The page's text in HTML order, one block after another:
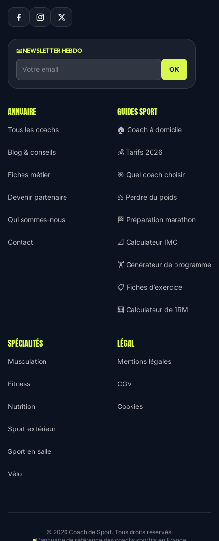
📧 NEWSLETTER HEBDO
OK
ANNUAIRE
Tous les coachs
Blog & conseils
Fiches métier
Devenir partenaire
Qui sommes-nous
Contact
GUIDES SPORT
🏠 Coach à domicile
💰 Tarifs 2026
🎯 Quel coach choisir
⚖️ Perdre du poids
🏁 Préparation marathon
📐 Calculateur IMC
🏋️ Générateur de programme
📋 Fiches d’exercice
🧮 Calculateur de 1RM
SPÉCIALITÉS
Musculation
Fitness
Nutrition
Sport extérieur
Sport en salle
Vélo
LÉGAL
Mentions légales
CGV
Cookies
© 2026 Coach de Sport. Tous droits réservés.